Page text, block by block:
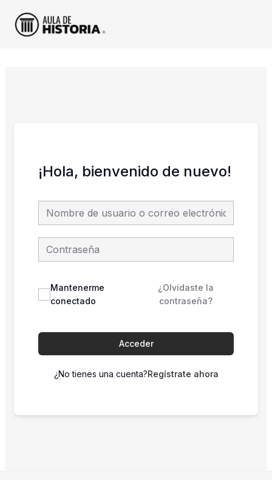
contenido
¡Hola, bienvenido de nuevo!
Mantenerme
conectado
¿Olvidaste la
contraseña?
Acceder
¿No tienes una cuenta?Regístrate ahora